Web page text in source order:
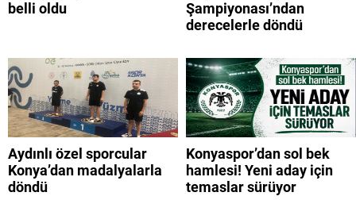
belli oldu
Şampiyonası’ndan
derecelerle döndü
Aydınlı özel sporcular
Konya’dan madalyalarla
döndü
Konyaspor’dan sol bek
hamlesi! Yeni aday için
temaslar sürüyor